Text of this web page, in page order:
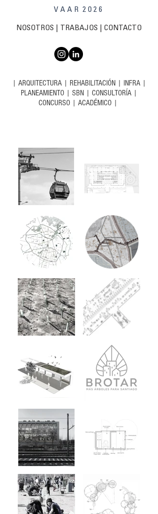
NOSOTROS TRABAJOS | CONTACTO
V A A R 2 0 2 6
| ARQUITECTURA| REHABILITACIÓN| INFRA|
PLANEAMIENTO | SBN | CONSULTORÍA |
CONCURSO | ACADÉMICO |